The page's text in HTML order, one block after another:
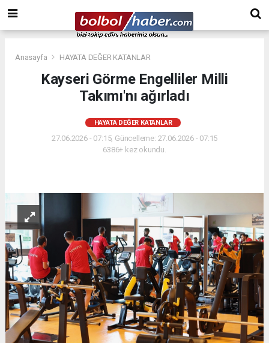
Anasayfa HAYATA DEĞER KATANLAR
Kayseri Görme Engelliler Milli
Takımı'nı ağırladı
HAYATA DEĞER KATANLAR
27.06.2026 - 07:15, Güncelleme: 27.06.2026 - 07:15
6386+ kez okundu.